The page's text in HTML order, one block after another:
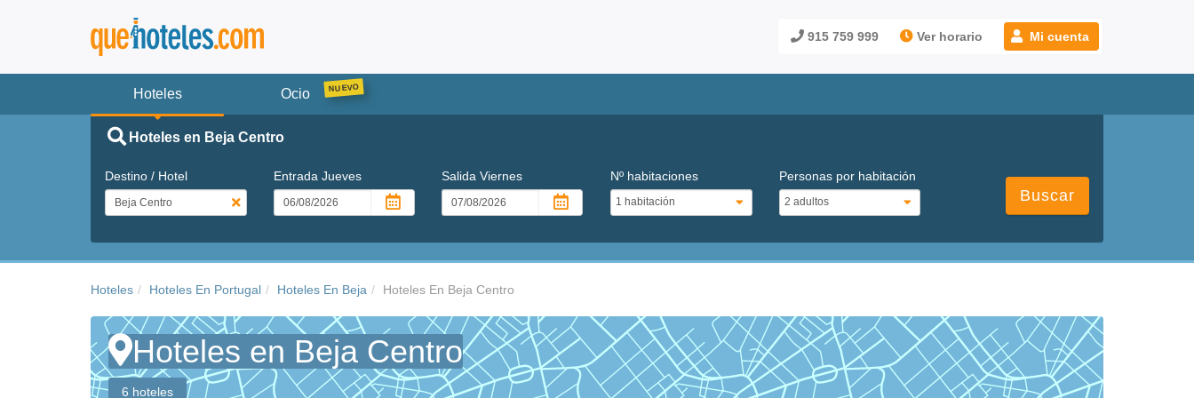
915 759 999 Ver horario Mi cuenta
Hoteles Ocio
Hoteles en Beja Centro
Destino / Hotel Entrada Jueves SalidaViernes Nº habitaciones Personas por habitación
Buscar
Hoteles Hoteles En Portugal Hoteles En Beja Hoteles En Beja Centro
Hoteles en Beja Centro
6 hoteles